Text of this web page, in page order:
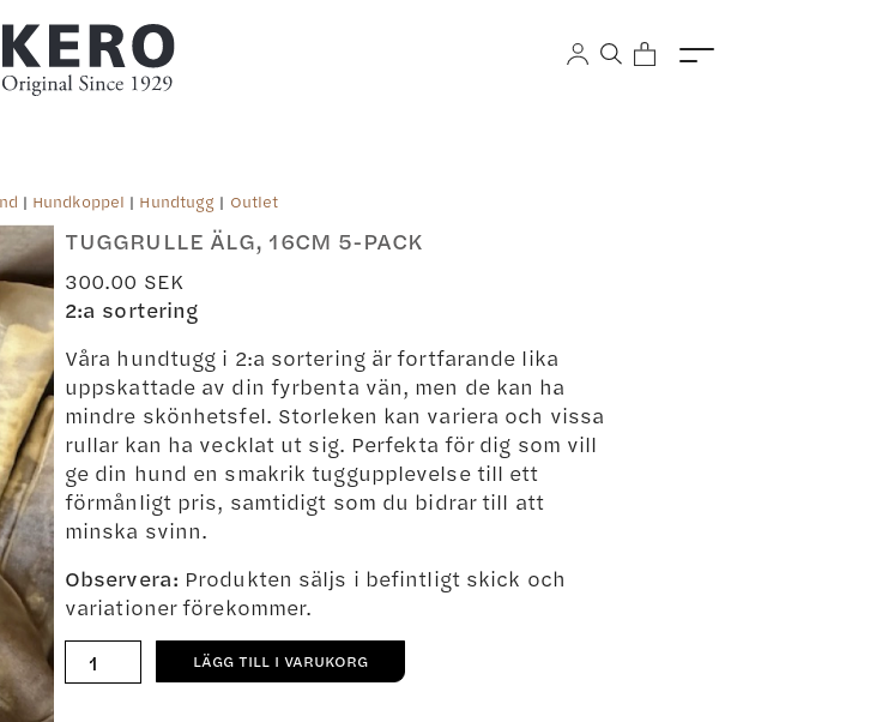
| Hundkoppel | Hundtugg | Outlet
TUGGRULLE ÄLG, 16CM 5-PACK
300.00 SEK
2:a sortering
Våra hundtugg i 2:a sortering är fortfarande lika
uppskattade av din fyrbenta vän, men de kan ha
mindre skönhetsfel. Storleken kan variera och vissa
rullar kan ha vecklat ut sig. Perfekta för dig som vill
ge din hund en smakrik tuggupplevelse till ett
förmånligt pris, samtidigt som du bidrar till att
minska svinn.
Observera: Produkten säljs i befintligt skick och
variationer förekommer.
Tuggrulle
Älg,
LÄGG TILL I VARUKORG